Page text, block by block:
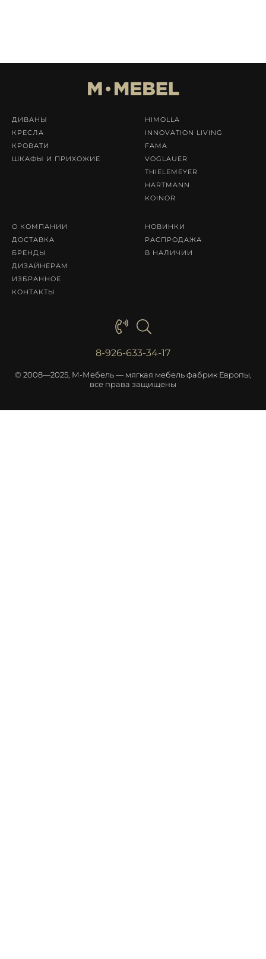
ДИВАНЫ
КРЕСЛА
КРОВАТИ
ШКАФЫ И ПРИХОЖИЕ
HIMOLLA
INNOVATION LIVING
FAMA
VOGLAUER
THIELEMEYER
HARTMANN
KOINOR
О КОМПАНИИ
ДОСТАВКА
БРЕНДЫ
ДИЗАЙНЕРАМ
ИЗБРАННОЕ
КОНТАКТЫ
НОВИНКИ
РАСПРОДАЖА
В НАЛИЧИИ
8-926-633-34-17
© 2008—2025, М-Мебель — мягкая мебель фабрик Европы,
все права защищены